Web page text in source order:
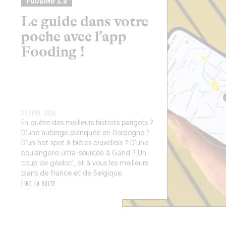
Le guide dans votre
poche avec l’app
Fooding !
10 FÉVR. 2026
En quête des meilleurs bistrots parigots ?
D’une auberge planquée en Dordogne ?
D’un hot spot à bières bruxellois ? D’une
boulangerie ultra-sourcée à Gand ? Un
coup de géoloc’, et à vous les meilleurs
plans de France et de Belgique.
LIRE LA SUITE